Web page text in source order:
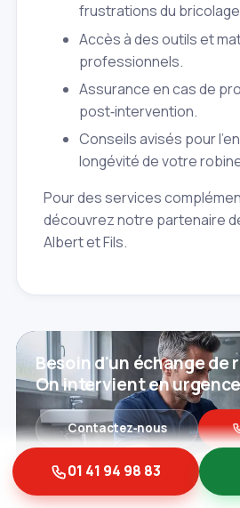
frustrations du
Accès à des outils et
professionnels.
Assurance en cas de
post‑intervention.
Conseils avisés pour
longévité de votre
Pour des services
découvrez notre partenaire
Albert et Fils.
★★★★★4,9/5· 1435 avis clients
Besoin d'un échange de
On intervient en
Contactez‑nous
01 41 94 98 83